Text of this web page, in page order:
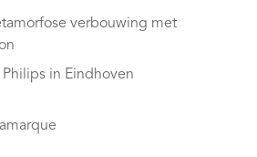
verbouwing met
Philips in Eindhoven